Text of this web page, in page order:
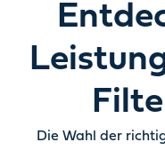
Die Wahl der